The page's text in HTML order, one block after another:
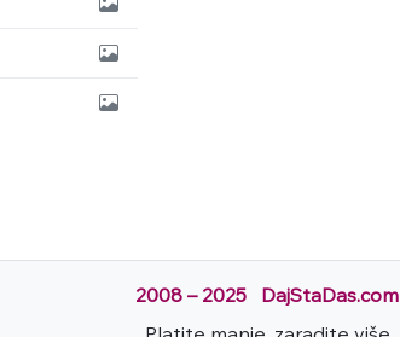
2008 – 2025 DajStaDas.com